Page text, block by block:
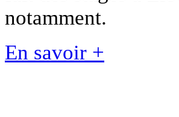
notamment.
En savoir +